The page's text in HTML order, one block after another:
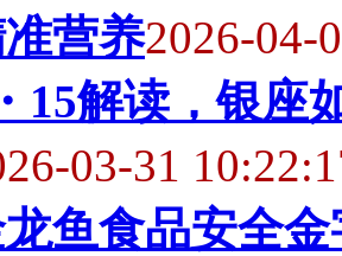
营养2026-04-
15解读，银座
03-31
鱼食品安全